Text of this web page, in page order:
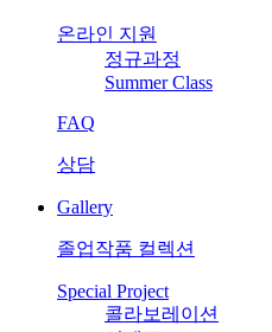
온라인 지원
정규과정
Summer Class
FAQ
상담
Gallery
졸업작품 컬렉션
Special Project
콜라보레이션